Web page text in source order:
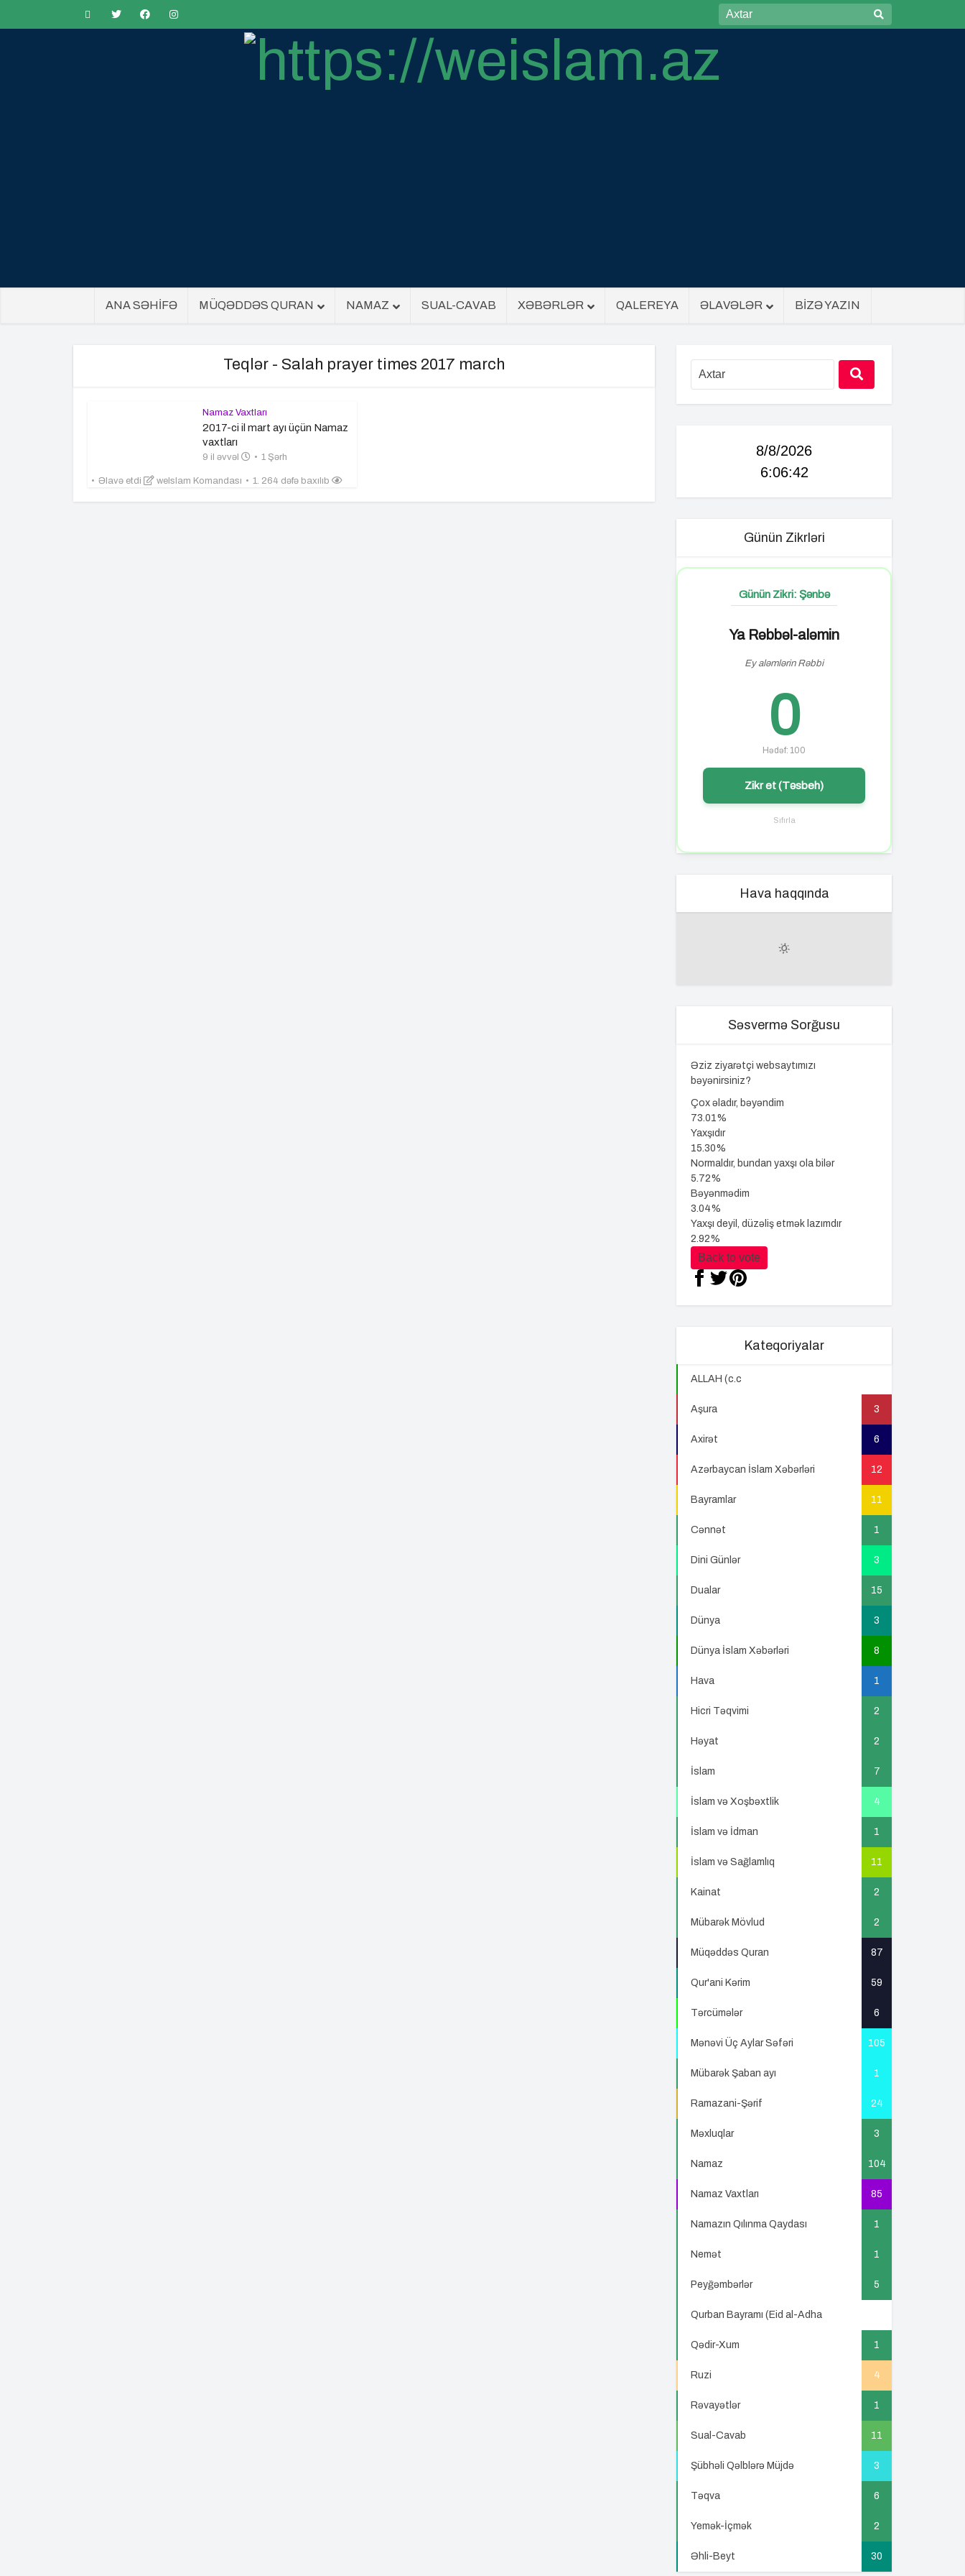
ANA SƏHİFƏ MÜQƏDDƏS QURAN NAMAZ SUAL-CAVAB XƏBƏRLƏR QALEREYA ƏLAVƏLƏR BİZƏ YAZIN
Teqlər - Salah prayer times 2017 march
Namaz Vaxtları
2017-ci il mart ayı üçün Namaz
vaxtları
9 il əvvəl 1 Şərh
Əlavə etdi weIslam Komandası 1. 264 dəfə baxılıb
8/8/2026
6:06:43
Günün Zikrləri
Günün Zikri: Şənbə
Ya Rəbbəl-aləmin
Ey aləmlərin Rəbbi
0
Hədəf: 100
Zikr et (Təsbeh)
Sıfırla
Hava haqqında
Səsvermə Sorğusu
Əziz ziyarətçi websaytımızı
bəyənirsiniz?
Çox əladır, bəyəndim
73.01%
Yaxşıdır
15.30%
Normaldır, bundan yaxşı ola bilər
5.72%
Bəyənmədim
3.04%
Yaxşı deyil, düzəliş etmək lazımdır
2.92%
Back to vote
Kateqoriyalar
ALLAH (c.c
Aşura 3
Axirət 6
Azərbaycan İslam Xəbərləri 12
Bayramlar 11
Cənnət 1
Dini Günlər 3
Dualar 15
Dünya 3
Dünya İslam Xəbərləri 8
Hava 1
Hicri Təqvimi 2
Həyat 2
İslam 7
İslam və Xoşbəxtlik 4
İslam və İdman 1
İslam və Sağlamlıq 11
Kainat 2
Mübarək Mövlud 2
Müqəddəs Quran 87
Qur'ani Kərim 59
Tərcümələr 6
Mənəvi Üç Aylar Səfəri 105
Mübarək Şaban ayı 1
Ramazani-Şərif 24
Məxluqlar 3
Namaz 104
Namaz Vaxtları 85
Namazın Qılınma Qaydası 1
Nemət 1
Peyğəmbərlər 5
Qurban Bayramı (Eid al-Adha
Qədir-Xum 1
Ruzi 4
Rəvayətlər 1
Sual-Cavab 11
Şübhəli Qəlblərə Müjdə 3
Təqva 6
Yemək-İçmək 2
Əhli-Beyt 30